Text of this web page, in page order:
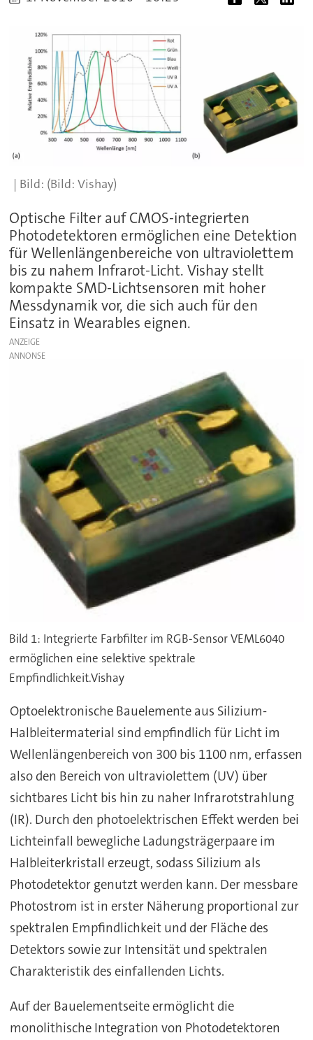
(Bild: Vishay)
Optische Filter auf CMOS-integrierten
Photodetektoren ermöglichen eine Detektion
für Wellenlängenbereiche von ultraviolettem
bis zu nahem Infrarot-Licht. Vishay stellt
kompakte SMD-Lichtsensoren mit hoher
Messdynamik vor, die sich auch für den
Einsatz in Wearables eignen.
ANZEIGE
Bild 1: Integrierte Farbfilter im RGB-Sensor VEML6040
ermöglichen eine selektive spektrale
Empfindlichkeit.Vishay
Optoelektronische Bauelemente aus Silizium-
Halbleitermaterial sind empfindlich für Licht im
Wellenlängenbereich von 300 bis 1100 nm, erfassen
also den Bereich von ultraviolettem (UV) über
sichtbares Licht bis hin zu naher Infrarotstrahlung
(IR). Durch den photoelektrischen Effekt werden bei
Lichteinfall bewegliche Ladungsträgerpaare im
Halbleiterkristall erzeugt, sodass Silizium als
Photodetektor genutzt werden kann. Der messbare
Photostrom ist in erster Näherung proportional zur
spektralen Empfindlichkeit und der Fläche des
Detektors sowie zur Intensität und spektralen
Charakteristik des einfallenden Lichts.
Auf der Bauelementseite ermöglicht die
monolithische Integration von Photodetektoren